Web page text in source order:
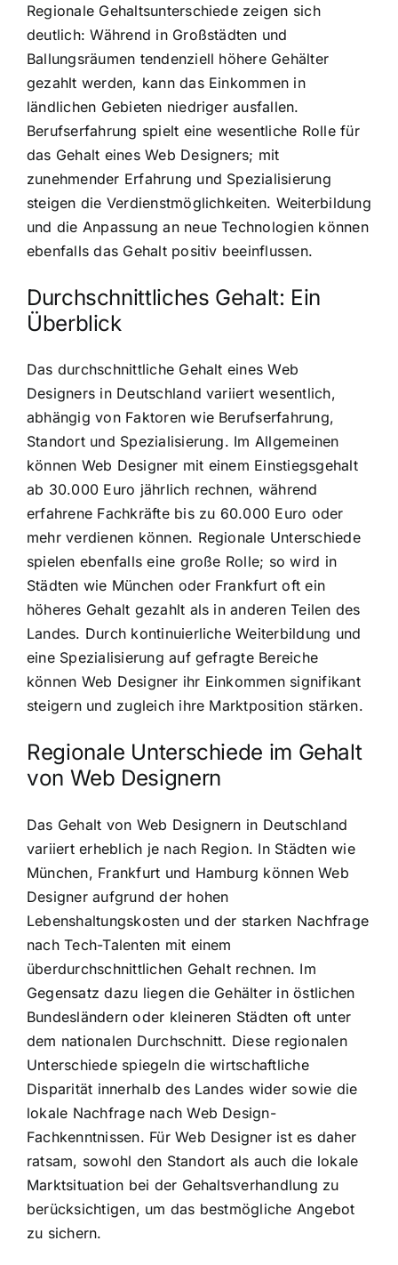
Regionale Gehaltsunterschiede zeigen sich
deutlich: Während in Großstädten und
Ballungsräumen tendenziell höhere Gehälter
gezahlt werden, kann das Einkommen in
ländlichen Gebieten niedriger ausfallen.
Berufserfahrung spielt eine wesentliche Rolle für
das Gehalt eines Web Designers; mit
zunehmender Erfahrung und Spezialisierung
steigen die Verdienstmöglichkeiten. Weiterbildung
und die Anpassung an neue Technologien können
ebenfalls das Gehalt positiv beeinflussen.
Durchschnittliches Gehalt: Ein
Überblick
Das durchschnittliche Gehalt eines Web
Designers in Deutschland variiert wesentlich,
abhängig von Faktoren wie Berufserfahrung,
Standort und Spezialisierung. Im Allgemeinen
können Web Designer mit einem Einstiegsgehalt
ab 30.000 Euro jährlich rechnen, während
erfahrene Fachkräfte bis zu 60.000 Euro oder
mehr verdienen können. Regionale Unterschiede
spielen ebenfalls eine große Rolle; so wird in
Städten wie München oder Frankfurt oft ein
höheres Gehalt gezahlt als in anderen Teilen des
Landes. Durch kontinuierliche Weiterbildung und
eine Spezialisierung auf gefragte Bereiche
können Web Designer ihr Einkommen signifikant
steigern und zugleich ihre Marktposition stärken.
Regionale Unterschiede im Gehalt
von Web Designern
Das Gehalt von Web Designern in Deutschland
variiert erheblich je nach Region. In Städten wie
München, Frankfurt und Hamburg können Web
Designer aufgrund der hohen
Lebenshaltungskosten und der starken Nachfrage
nach Tech-Talenten mit einem
überdurchschnittlichen Gehalt rechnen. Im
Gegensatz dazu liegen die Gehälter in östlichen
Bundesländern oder kleineren Städten oft unter
dem nationalen Durchschnitt. Diese regionalen
Unterschiede spiegeln die wirtschaftliche
Disparität innerhalb des Landes wider sowie die
lokale Nachfrage nach Web Design-
Fachkenntnissen. Für Web Designer ist es daher
ratsam, sowohl den Standort als auch die lokale
Marktsituation bei der Gehaltsverhandlung zu
berücksichtigen, um das bestmögliche Angebot
zu sichern.